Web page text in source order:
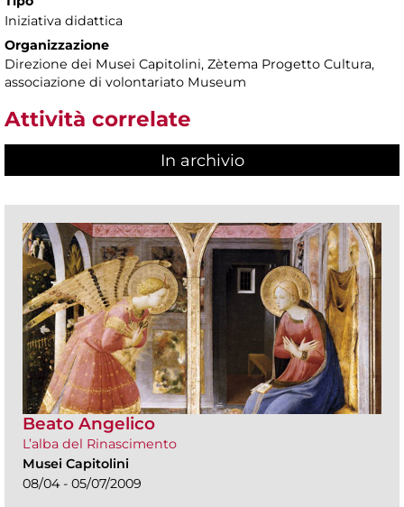
Iniziativa didattica
Organizzazione
Direzione dei Musei Capitolini, Zètema Progetto Cultura,
associazione di volontariato Museum
Attività correlate
In archivio
Beato Angelico
L’alba del Rinascimento
Musei Capitolini
08/04 - 05/07/2009